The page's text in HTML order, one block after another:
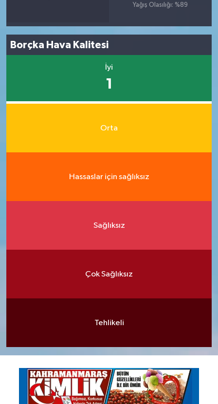
Yağış Olasılığı: %89
Borçka Hava Kalitesi
İyi
1
Orta
Hassaslar için sağlıksız
Sağlıksız
Çok Sağlıksız
Tehlikeli